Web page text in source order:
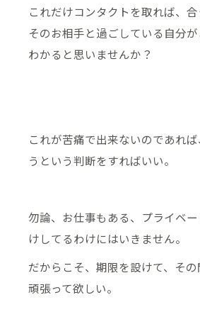
これだけコンタクトを取れば、合
そのお相手と過ごしている自分
わかると思いませんか？
これが苦痛で出来ないのであれ
うという判断をすればいい。
勿論、お仕事もある、プライベ
けしてるわけにはいきません。
だからこそ、期限を設けて、そ
頑張って欲しい。